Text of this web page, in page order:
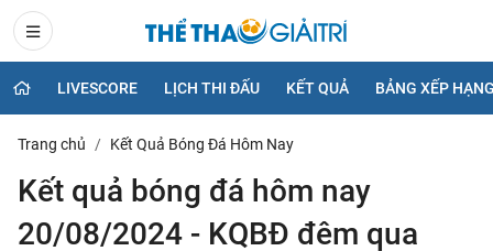
LIVESCORE LỊCH THI ĐẤU KẾT QUẢ BẢNG XẾP
Trang chủ Kết Quả Bóng Đá Hôm Nay
Kết quả bóng đá hôm nay
20/08/2024 - KQBĐ đêm qua